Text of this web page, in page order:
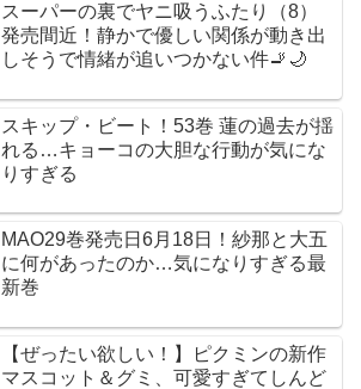
スーパーの裏でヤニ吸うふたり（8）
発売間近！静かで優しい関係が動き出
しそうで情緒が追いつかない件🚬🌙
スキップ・ビート！53巻 蓮の過去が揺
れる…キョーコの大胆な行動が気にな
りすぎる
MAO29巻発売日6月18日！紗那と大五
に何があったのか…気になりすぎる最
新巻
【ぜったい欲しい！】ピクミンの新作
マスコット＆グミ、可愛すぎてしんど